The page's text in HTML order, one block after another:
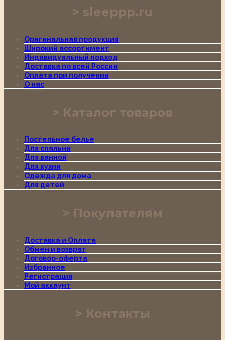
sleeppp.ru
Оригинальная продукция
Широкий ассортимент
Индивидуальный подход
Доставка по всей России
Оплата при получении
О нас
Каталог товаров
Постельное белье
Для спальни
Для ванной
Для кухни
Одежда для дома
Для детей
Покупателям
Доставка и Оплата
Обмен и возврат
Договор-оферта
Избранное
Регистрация
Мой аккаунт
Контакты